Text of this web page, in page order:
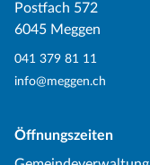
Postfach 572
6045 Meggen
041 379 81 11
info@meggen.ch
Öffnungszeiten